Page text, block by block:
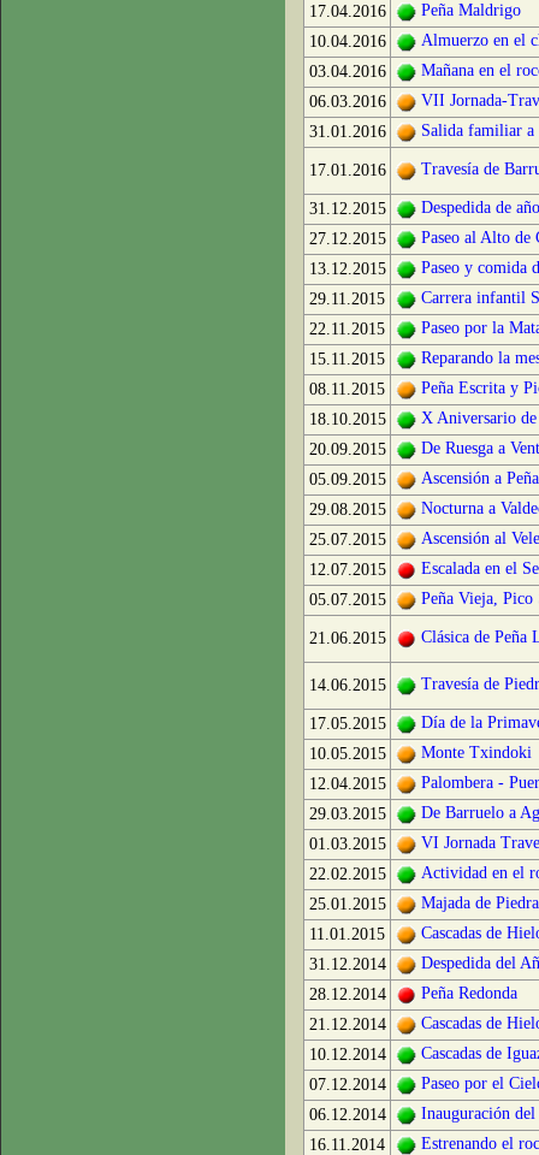
17.04.2016
Peña Maldrigo
10.04.2016
Almuerzo en el
03.04.2016
Mañana en el
06.03.2016
VII Jornada-
31.01.2016
Salida familiar a
17.01.2016 Travesía de
31.12.2015
Despedida de
27.12.2015
Paseo al Alto de
13.12.2015
Paseo y comida
29.11.2015
Carrera infantil
22.11.2015
Paseo por la
15.11.2015
Reparando la
08.11.2015
Peña Escrita y
18.10.2015
X Aniversario
20.09.2015
De Ruesga a
05.09.2015
Ascensión a
29.08.2015
Nocturna a
25.07.2015
Ascensión al
12.07.2015
Escalada en el
05.07.2015
Peña Vieja, Pico
21.06.2015 Clásica de Peña
14.06.2015 Travesía de
17.05.2015
Día de la
10.05.2015
Monte Txindoki
12.04.2015
Palombera -
29.03.2015
De Barruelo a
01.03.2015
VI Jornada
22.02.2015
Actividad en el
25.01.2015
Majada de
11.01.2015
Cascadas de
31.12.2014
Despedida del
28.12.2014
Peña Redonda
21.12.2014
Cascadas de
10.12.2014
Cascadas de
07.12.2014
Paseo por el
06.12.2014
Inauguración
16.11.2014
Estrenando el